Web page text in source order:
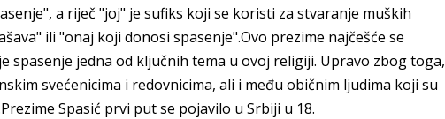
a riječ "joj" je sufiks koji se koristi za stvaranje muških
ili "onaj koji donosi spasenje".Ovo prezime najčešće se
spasenje jedna od ključnih tema u ovoj religiji. Upravo zbog toga,
svećenicima i redovnicima, ali i među običnim ljudima koji su
Spasić prvi put se pojavilo u Srbiji u 18.